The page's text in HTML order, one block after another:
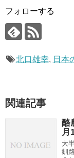
フォローする
北口雄幸, 日本
関連記事
酪
月
大
釧